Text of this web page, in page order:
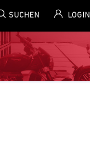
SUCHEN LOGIN